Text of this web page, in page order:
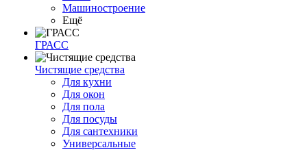
Машиностроение
Ещё
ГРАСС
Чистящие средства
Для кухни
Для окон
Для пола
Для посуды
Для сантехники
Универсальные